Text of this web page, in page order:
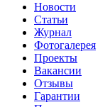
Новости
Статьи
Журнал
Фотогалерея
Проекты
Вакансии
Отзывы
Гарантии